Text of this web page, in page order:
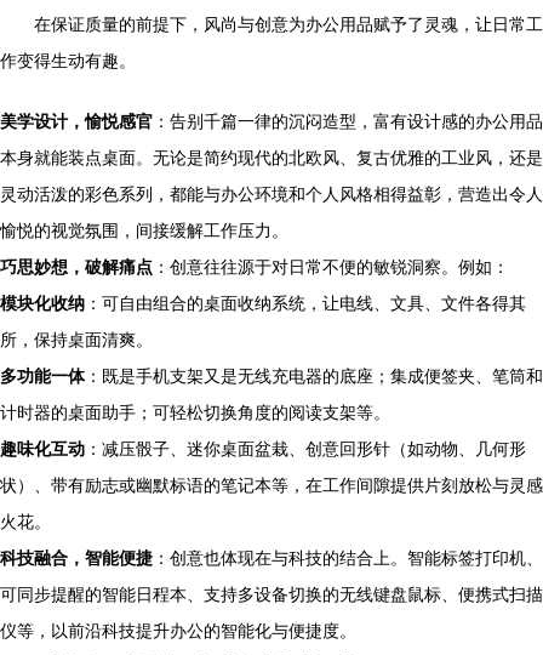
在保证质量的前提下，风尚与创意为办公用品赋予了灵魂，让日常工
作变得生动有趣。
美学设计，愉悦感官 ：告别千篇一律的沉闷造型，富有设计感的办公用品
本身就能装点桌面。无论是简约现代的北欧风、复古优雅的工业风，还是
灵动活泼的彩色系列，都能与办公环境和个人风格相得益彰，营造出令人
愉悦的视觉氛围，间接缓解工作压力。
巧思妙想，破解痛点 ：创意往往源于对日常不便的敏锐洞察。例如：
模块化收纳 ：可自由组合的桌面收纳系统，让电线、文具、文件各得其
所，保持桌面清爽。
多功能一体：既是手机支架又是无线充电器的底座；集成便签夹、笔筒和
计时器的桌面助手；可轻松切换角度的阅读支架等。
趣味化互动 ：减压骰子、迷你桌面盆栽、创意回形针（如动物、几何形
状）、带有励志或幽默标语的笔记本等，在工作间隙提供片刻放松与灵感
火花。
科技融合，智能便捷 ：创意也体现在与科技的结合上。智能标签打印机、
可同步提醒的智能日程本、支持多设备切换的无线键盘鼠标、便携式扫描
仪等，以前沿科技提升办公的智能化与便捷度。